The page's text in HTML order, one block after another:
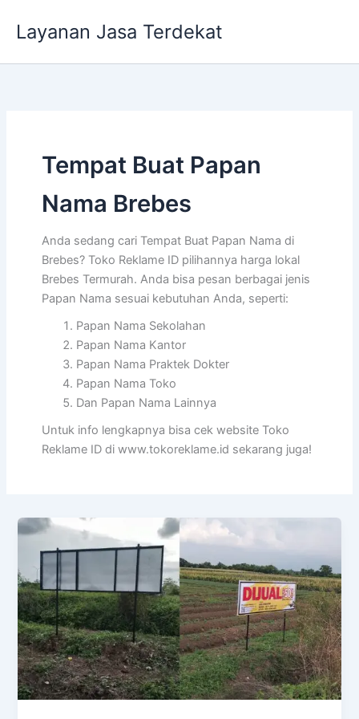
Layanan Jasa Terdekat
Tempat Buat Papan
Nama Brebes
Anda sedang cari Tempat Buat Papan Nama di
Brebes? Toko Reklame ID pilihannya harga lokal
Brebes Termurah. Anda bisa pesan berbagai jenis
Papan Nama sesuai kebutuhan Anda, seperti:
Papan Nama Sekolahan
Papan Nama Kantor
Papan Nama Praktek Dokter
Papan Nama Toko
Dan Papan Nama Lainnya
Untuk info lengkapnya bisa cek website Toko
Reklame ID di www.tokoreklame.id sekarang juga!